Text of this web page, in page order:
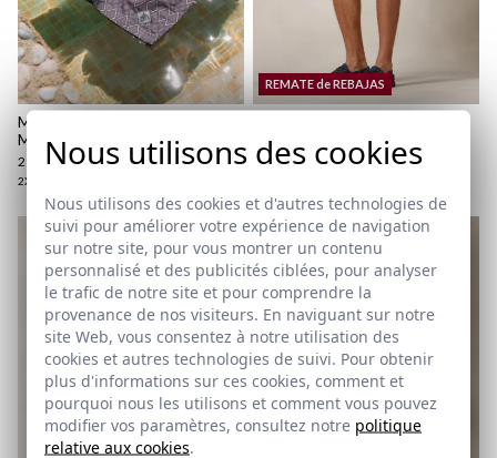
MAILLOT DE BAIN ETHNIQUE |
MALVA
29,95 € / 34,95 €
2XL
REMATE de REBAJAS
EN SEERSUCKER | CAMEL
19,95 € / 34,95 €
Nous utilisons des cookies
Nous utilisons des cookies et d'autres technologies de
suivi pour améliorer votre expérience de navigation
sur notre site, pour vous montrer un contenu
personnalisé et des publicités ciblées, pour analyser
le trafic de notre site et pour comprendre la
provenance de nos visiteurs. En naviguant sur notre
site Web, vous consentez à notre utilisation des
cookies et autres technologies de suivi. Pour obtenir
plus d'informations sur ces cookies, comment et
pourquoi nous les utilisons et comment vous pouvez
modifier vos paramètres, consultez notre politique
relative aux cookies.